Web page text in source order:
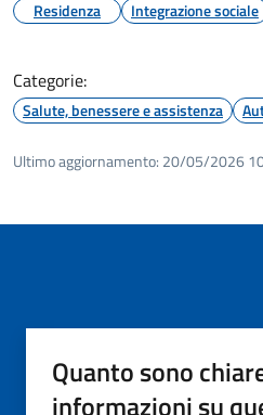
Residenza Integrazione sociale
Categorie:
Salute, benessere e assistenza
Ultimo aggiornamento: 20/05/2026
Quanto sono
informazioni su